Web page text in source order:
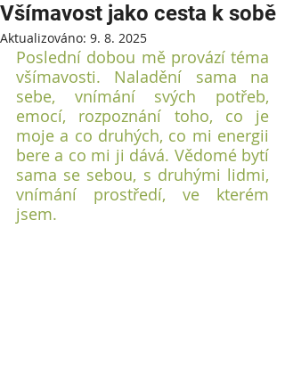
Všímavost jako cesta k sobě
Aktualizováno: 9. 8. 2025
Poslední dobou mě provází téma
všímavosti. Naladění sama na
sebe, vnímání svých potřeb,
emocí, rozpoznání toho, co je
moje a co druhých, co mi energii
bere a co mi ji dává. Vědomé bytí
sama se sebou, s druhými lidmi,
vnímání prostředí, ve kterém
jsem.